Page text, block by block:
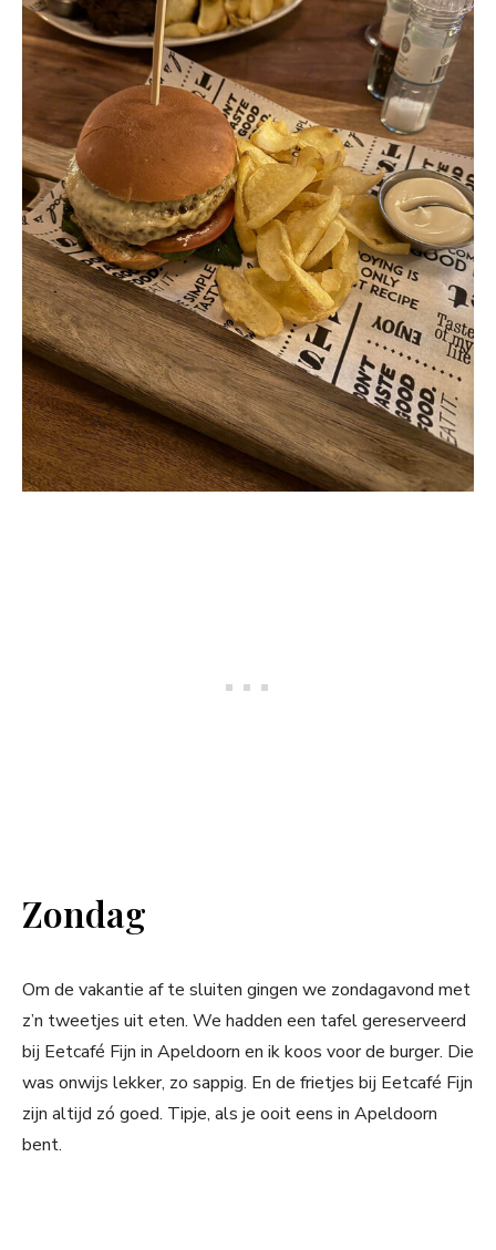
Zondag
Om de vakantie af te sluiten gingen we zondagavond met
z’n tweetjes uit eten. We hadden een tafel gereserveerd
bij Eetcafé Fijn in Apeldoorn en ik koos voor de burger. Die
was onwijs lekker, zo sappig. En de frietjes bij Eetcafé Fijn
zijn altijd zó goed. Tipje, als je ooit eens in Apeldoorn
bent.